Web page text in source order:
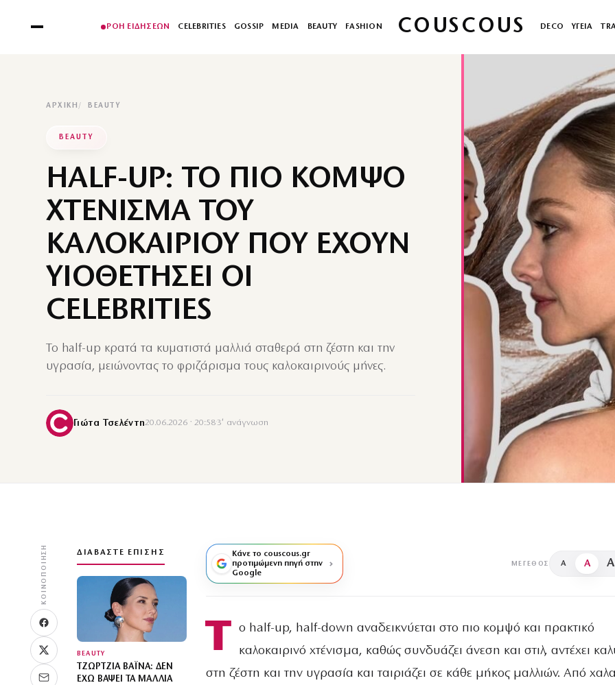
ΡΟΗ ΕΙΔΗΣΕΩΝ CELEBRITIES GOSSIP MEDIA BEAUTY FASHION COUSCOUS DECO ΥΓΕΙΑ
ΑΡΧΙΚΉ BEAUTY
BEAUTY
HALF-UP: ΤΟ ΠΙΟ ΚΟΜΨΟ
ΧΤΕΝΙΣΜΑ ΤΟΥ
ΚΑΛΟΚΑΙΡΙΟΥ ΠΟΥ ΕΧΟΥΝ
ΥΙΟΘΕΤΗΣΕΙ ΟΙ
CELEBRITIES
Το half-up κρατά τα κυματιστά μαλλιά σταθερά στη ζέστη και την
υγρασία, μειώνοντας το φριζάρισμα τους καλοκαιρινούς μήνες.
Γιώτα Τσελέντη20.06.2026 · 20:58·3′ ανάγνωση
ΚΟΙΝΟΠΟΊΗΣΗ ΔΙΑΒΆΣΤΕ ΕΠΊΣΗΣ
BEAUTY
ΤΖΏΡΤΖΙΑ ΒΑΪΝΑ: ΔΕΝ
ΈΧΩ ΒΆΨΕΙ ΤΑ ΜΑΛΛΙΆ
Κάνε το couscous.gr
προτιμώμενη πηγή στην
Google
ΜΈΓΕΘΟΣ A A A
Τ
ο half-up, half-down αναδεικνύεται στο πιο κομψό και πρακτικό
καλοκαιρινό χτένισμα, καθώς συνδυάζει άνεση και στιλ, αντέχει
στη ζέστη και την υγρασία και ταιριάζει σε κάθε μήκος μαλλιών. Από